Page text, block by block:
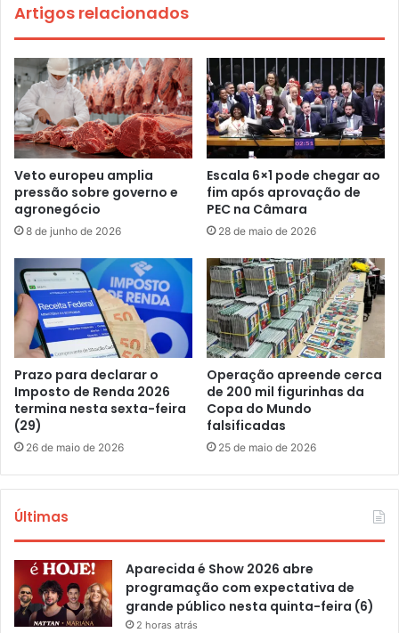
Artigos relacionados
Veto europeu amplia
pressão sobre governo e
agronegócio
8 de junho de 2026
Escala 6×1 pode chegar ao
fim após aprovação de
PEC na Câmara
28 de maio de 2026
Prazo para declarar o
Imposto de Renda 2026
termina nesta sexta-feira
(29)
26 de maio de 2026
Operação apreende cerca
de 200 mil figurinhas da
Copa do Mundo
falsificadas
25 de maio de 2026
Últimas
Aparecida é Show 2026 abre
programação com expectativa de
grande público nesta quinta-feira (6)
2 horas atrás